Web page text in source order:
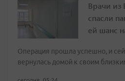
Врачи из
спасли
ей шанс
Операция прошла успешно, и
вернулась домой к своим